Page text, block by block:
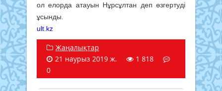
ол елорда атауын Нұрсұлтан деп өзгертуді
ұсынды.
ult.kz
Жаңалықтар
21 наурыз 2019 ж.
1 818
0